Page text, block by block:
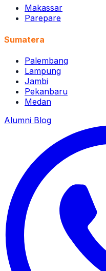
Makassar
Parepare
Sumatera
Palembang
Lampung
Jambi
Pekanbaru
Medan
Alumni Blog